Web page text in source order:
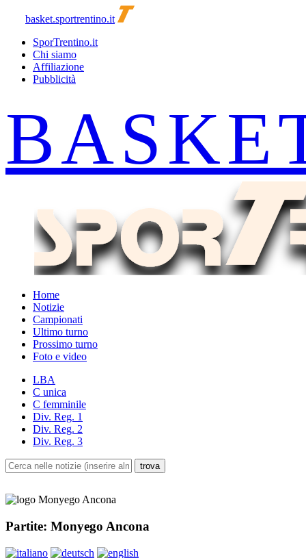
basket.sportrentino.it
SporTrentino.it
Chi siamo
Affiliazione
Pubblicità
Home
Notizie
Campionati
Ultimo turno
Prossimo turno
Foto e video
LBA
C unica
C femminile
Div. Reg. 1
Div. Reg. 2
Div. Reg. 3
Partite: Monyego Ancona